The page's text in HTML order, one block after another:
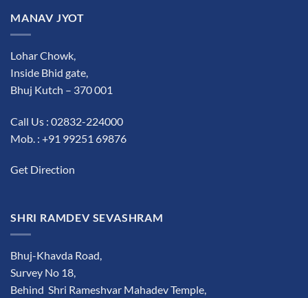
MANAV JYOT
Lohar Chowk,
Inside Bhid gate,
Bhuj Kutch – 370 001
Call Us : 02832-224000
Mob. : +91 99251 69876
Get Direction
SHRI RAMDEV SEVASHRAM
Bhuj-Khavda Road,
Survey No 18,
Behind Shri Rameshvar Mahadev Temple,